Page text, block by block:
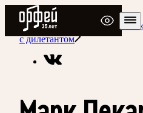
Радио Орфей
Радио классической музыки
с дилетантом